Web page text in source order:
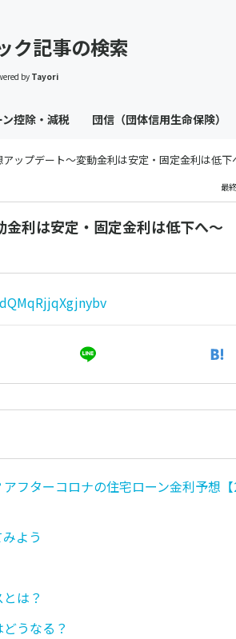
ク記事の検索
by Tayori
控除・減税 団信（団体信用生命保険）
ップデート〜変動金利は安定・固定金利は低下
最
利は安定・固定金利は低下へ〜
フターコロナの住宅ローン金利予想
よう
は？
うなる？